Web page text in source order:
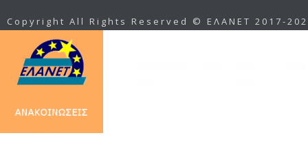
Copyright All Rights Reserved © ΕΛΑΝΕΤ 2017-